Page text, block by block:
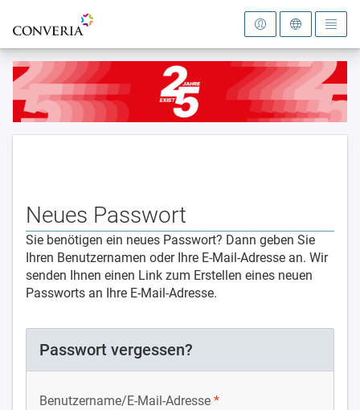
Zur Startseite
Neues Passwort
Sie benötigen ein neues Passwort? Dann geben Sie
Ihren Benutzernamen oder Ihre E-Mail-Adresse an. Wir
senden Ihnen einen Link zum Erstellen eines neuen
Passworts an Ihre E-Mail-Adresse.
Passwort vergessen?
Benutzername/E-Mail-Adresse